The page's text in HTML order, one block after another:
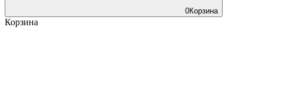
0Корзина
Корзина